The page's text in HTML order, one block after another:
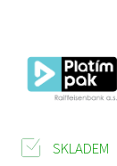
SKLADEM